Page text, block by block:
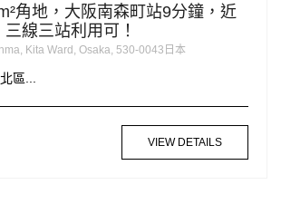
角地，大阪南森町站9分鐘，近
線三站利用可！
Kita Ward, Osaka, 530-0043日本
區...
VIEW DETAILS